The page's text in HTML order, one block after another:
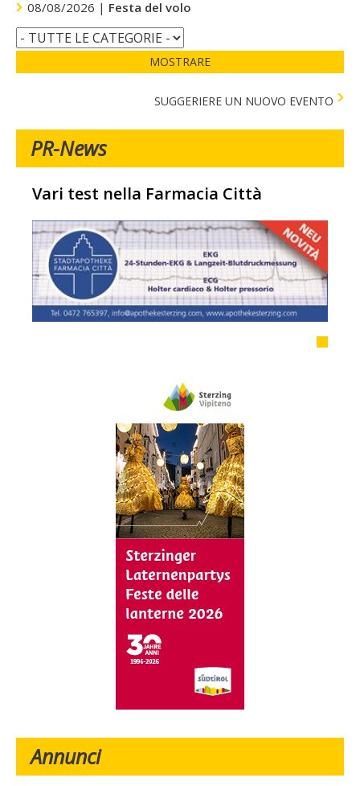
08/08/2026 | Festa del volo
MOSTRARE
SUGGERIERE UN NUOVO EVENTO
PR-News
Vari test nella Farmacia Città
Annunci